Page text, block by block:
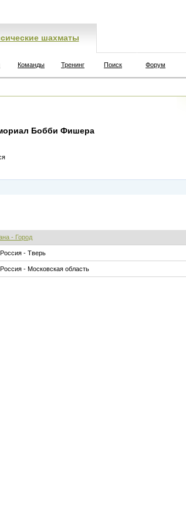
шахматы
Команды Тренинг Поиск Форум
Бобби Фишера
- Город
Россия - Тверь
Россия - Московская область